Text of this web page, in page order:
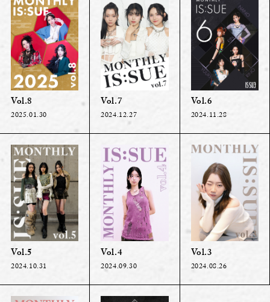
Vol.8
2025.01.30
Vol.7
2024.12.27
Vol.6
2024.11.28
Vol.5
2024.10.31
Vol.4
2024.09.30
Vol.3
2024.08.26